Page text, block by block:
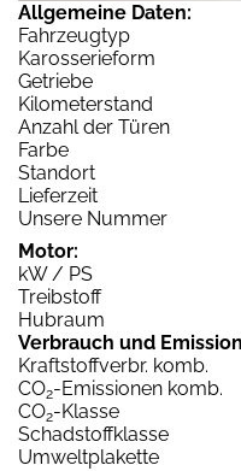
Allgemeine Daten:
Fahrzeugtyp
Karosserieform
Getriebe
Kilometerstand
Anzahl der Türen
Farbe
Standort
Lieferzeit
Unsere Nummer
Motor:
kW / PS
Treibstoff
Hubraum
Verbrauch und
Kraftstoffverbr. komb.
CO2-Emissionen komb.
CO2-Klasse
Schadstoffklasse
Umweltplakette